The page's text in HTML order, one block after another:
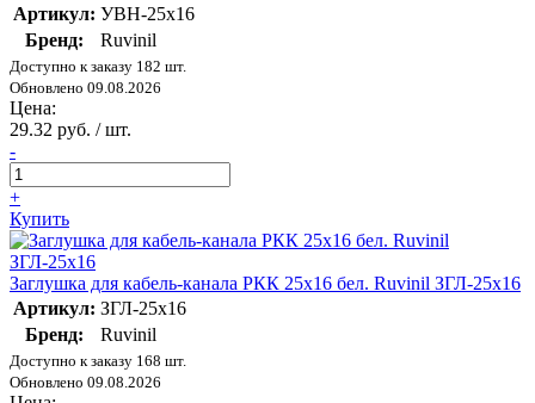
Артикул: УВН-25х16
Бренд:
Ruvinil
Доступно к заказу 182 шт.
Обновлено 09.08.2026
Цена:
29.32 руб. / шт.
-
+
Купить
Заглушка для кабель-канала РКК 25х16 бел. Ruvinil ЗГЛ-25х16
Артикул: ЗГЛ-25х16
Бренд:
Ruvinil
Доступно к заказу 168 шт.
Обновлено 09.08.2026